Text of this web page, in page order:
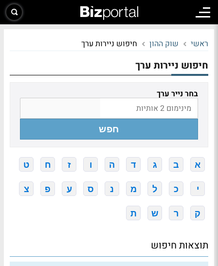
ראשי שוק ההון חיפוש ניירות ערך
חיפוש ניירות ערך
בחר נייר ערך
חפש
א ב ג ד ה ו ז ח ט
י כ ל מ נ ס ע פ צ
ק ר ש ת
תוצאות חיפוש